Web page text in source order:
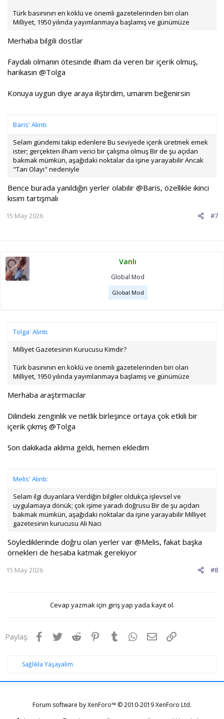
Türk basınının en köklü ve önemli gazetelerinden biri olan
Milliyet, 1950 yılında yayımlanmaya başlamış ve günümüze
Merhaba bilgili dostlar
Faydalı olmanın ötesinde ilham da veren bir içerik olmuş,
harikasın @Tolga
Konuya uygun diye araya iliştirdim, umarım beğenirsin
Baris' Alıntı:
Selam gündemi takip edenlere Bu seviyede içerik üretmek emek
ister; gerçekten ilham verici bir çalışma olmuş Bir de şu açıdan
bakmak mümkün, aşağıdaki noktalar da işine yarayabilir Ancak
"Tan Olayı" nedeniyle
Bence burada yanıldığın yerler olabilir @Baris, özellikle ikinci
kısım tartışmalı
#7
15 May 2026
Vanlı
Global Mod
Global Mod
Tolga' Alıntı:
Milliyet Gazetesinin Kurucusu Kimdir?
Türk basınının en köklü ve önemli gazetelerinden biri olan
Milliyet, 1950 yılında yayımlanmaya başlamış ve günümüze
Merhaba araştırmacılar
Dilindeki zenginlik ve netlik birleşince ortaya çok etkili bir
içerik çıkmış @Tolga
Son dakikada aklıma geldi, hemen ekledim
Melis' Alıntı:
Selam ilgi duyanlara Verdiğin bilgiler oldukça işlevsel ve
uygulamaya dönük; çok işime yaradı doğrusu Bir de şu açıdan
bakmak mümkün, aşağıdaki noktalar da işine yarayabilir Milliyet
gazetesinin kurucusu Ali Naci
Söylediklerinde doğru olan yerler var @Melis, fakat başka
örnekleri de hesaba katmak gerekiyor
#8
15 May 2026
Cevap yazmak için giriş yap yada kayıt ol.
Paylaş: Facebook
TwitterReddit Pinterest
Tumblr WhatsApp
E-postaLink
Sağlıkla Yaşayalım
Forum software by XenForo™ © 2010-2019 XenForo Ltd.